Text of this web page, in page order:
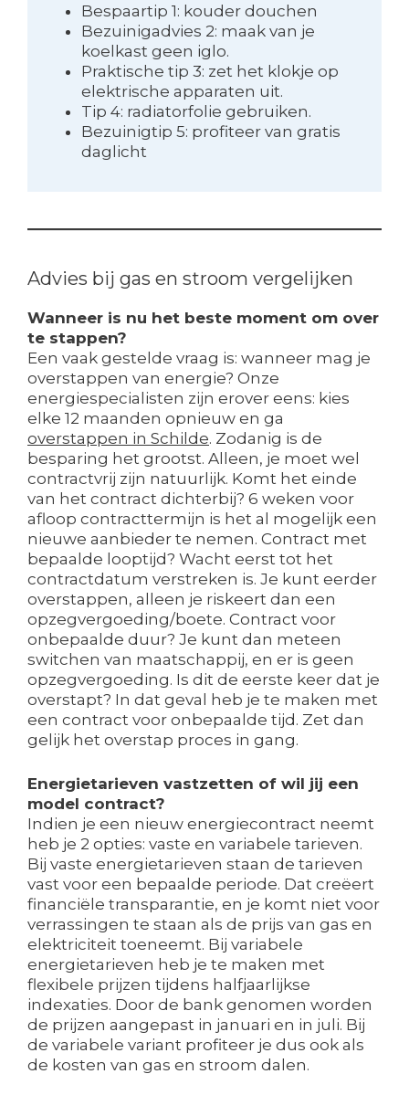
Bespaartip 1: kouder douchen
Bezuinigadvies 2: maak van je
koelkast geen iglo.
Praktische tip 3: zet het klokje op
elektrische apparaten uit.
Tip 4: radiatorfolie gebruiken.
Bezuinigtip 5: profiteer van gratis
daglicht
Advies bij gas en stroom vergelijken
Wanneer is nu het beste moment om over
te stappen?
Een vaak gestelde vraag is: wanneer mag je
overstappen van energie? Onze
energiespecialisten zijn erover eens: kies
elke 12 maanden opnieuw en ga
overstappen in Schilde. Zodanig is de
besparing het grootst. Alleen, je moet wel
contractvrij zijn natuurlijk. Komt het einde
van het contract dichterbij? 6 weken voor
afloop contracttermijn is het al mogelijk een
nieuwe aanbieder te nemen. Contract met
bepaalde looptijd? Wacht eerst tot het
contractdatum verstreken is. Je kunt eerder
overstappen, alleen je riskeert dan een
opzegvergoeding/boete. Contract voor
onbepaalde duur? Je kunt dan meteen
switchen van maatschappij, en er is geen
opzegvergoeding. Is dit de eerste keer dat je
overstapt? In dat geval heb je te maken met
een contract voor onbepaalde tijd. Zet dan
gelijk het overstap proces in gang.
Energietarieven vastzetten of wil jij een
model contract?
Indien je een nieuw energiecontract neemt
heb je 2 opties: vaste en variabele tarieven.
Bij vaste energietarieven staan de tarieven
vast voor een bepaalde periode. Dat creëert
financiële transparantie, en je komt niet voor
verrassingen te staan als de prijs van gas en
elektriciteit toeneemt. Bij variabele
energietarieven heb je te maken met
flexibele prijzen tijdens halfjaarlijkse
indexaties. Door de bank genomen worden
de prijzen aangepast in januari en in juli. Bij
de variabele variant profiteer je dus ook als
de kosten van gas en stroom dalen.